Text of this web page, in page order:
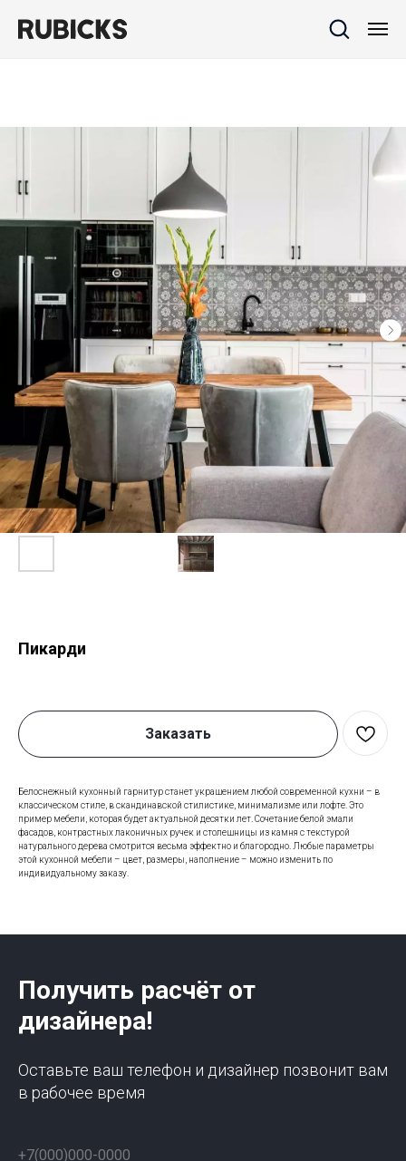
Пикарди
Заказать
Белоснежный кухонный гарнитур станет украшением любой современной кухни – в
классическом стиле, в скандинавской стилистике, минимализме или лофте. Это
пример мебели, которая будет актуальной десятки лет. Сочетание белой эмали
фасадов, контрастных лаконичных ручек и столешницы из камня с текстурой
натурального дерева смотрится весьма эффектно и благородно. Любые параметры
этой кухонной мебели – цвет, размеры, наполнение – можно изменить по
индивидуальному заказу.
Получить расчёт от
дизайнера!
Оставьте ваш телефон и дизайнер позвонит вам
в рабочее время